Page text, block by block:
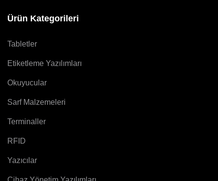
Ürün Kategorileri
Tabletler
Etiketleme Yazılımları
Okuyucular
Sarf Malzemeleri
Terminaller
RFID
Yazıcılar